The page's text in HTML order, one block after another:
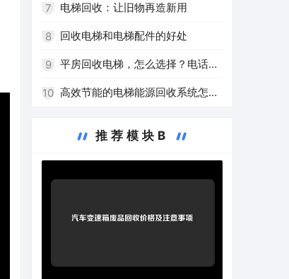
的新热点
7 电梯回收：让旧物再造新用
8 回收电梯和电梯配件的好处
9 平房回收电梯，怎么选择？电话免
费咨询！
10 高效节能的电梯能源回收系统怎么
推荐模块B